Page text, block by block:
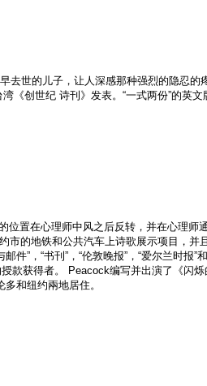
去世的儿子，让人深感那种强烈的隐忍
《创世纪 诗刊》发表。“一式两份”的英
置在心理师中风之后反转，并在心理师
的地铁和公共汽车上诗歌展示项目，并
”，“书刊”，“伦敦晚报”，“爱尔兰时报”
款获得者。 Peacock编写并出演了《闪
和纽约兩地居住。